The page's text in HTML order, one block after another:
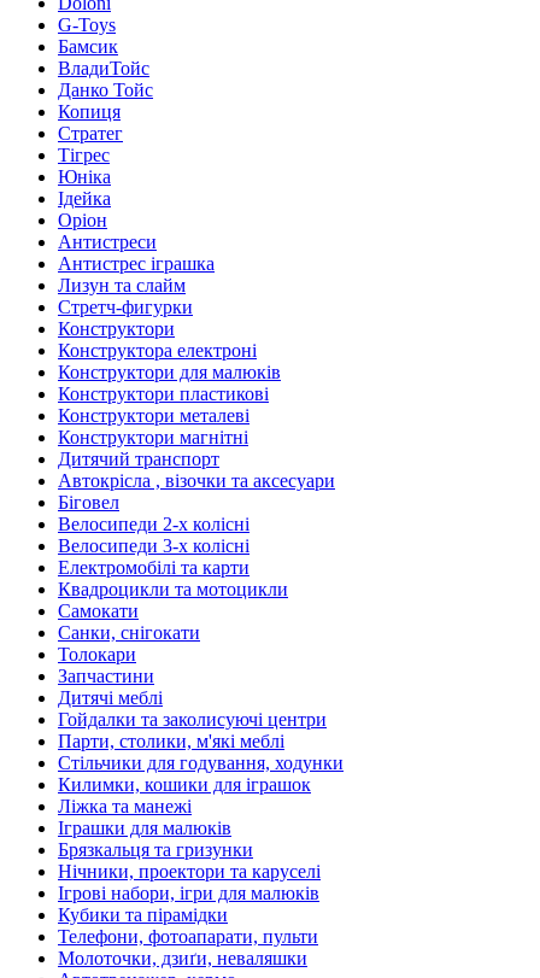
G-Toys
Бамсик
ВладиТойс
Данко Тойс
Копиця
Стратег
Тігрес
Юніка
Ідейка
Оріон
Антистреси
Антистрес іграшка
Лизун та слайм
Стретч-фигурки
Конструктори
Конструктора електроні
Конструктори для малюків
Конструктори пластикові
Конструктори металеві
Конструктори магнітні
Дитячий транспорт
Автокрісла , візочки та аксесуари
Біговел
Велосипеди 2-х колісні
Велосипеди 3-х колісні
Електромобілі та карти
Квадроцикли та мотоцикли
Самокати
Санки, снігокати
Толокари
Запчастини
Дитячі меблі
Гойдалки та заколисуючі центри
Парти, столики, м'які меблі
Стільчики для годування, ходунки
Килимки, кошики для іграшок
Ліжка та манежі
Іграшки для малюків
Брязкальця та гризунки
Нічники, проектори та каруселі
Ігрові набори, ігри для малюків
Кубики та пірамідки
Телефони, фотоапарати, пульти
Молоточки, дзиґи, неваляшки